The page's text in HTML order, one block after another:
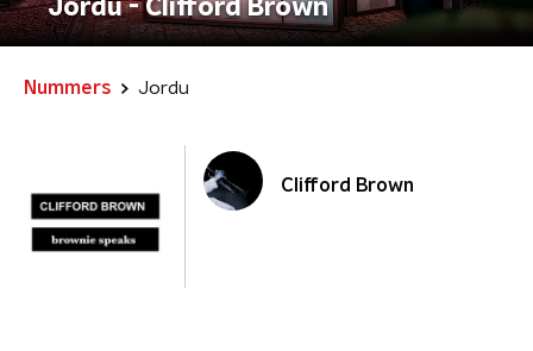
Jordu - Clifford Brown
Nummers Jordu
Clifford Brown